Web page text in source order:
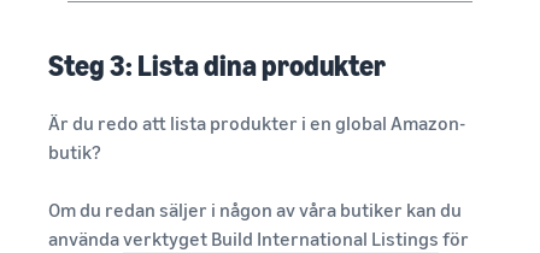
Steg 3: Lista dina produkter
Är du redo att lista produkter i en global Amazon-
butik?
Om du redan säljer i någon av våra butiker kan du
användaverktyget Build International Listings för